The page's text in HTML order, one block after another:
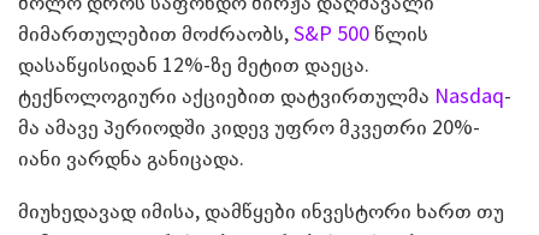
მიმართულებით მოძრაობს,S&P 500 წლის
დასაწყისიდან 12%-ზე მეტით დაეცა.
ტექნოლოგიური აქციებით დატვირთულმა Nasdaq-
მა ამავე პერიოდში კიდევ უფრო მკვეთრი 20%-
იანი ვარდნა განიცადა.
მიუხედავად იმისა, დამწყები ინვესტორი ხართ თუ